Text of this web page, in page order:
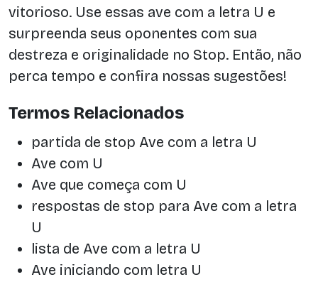
vitorioso. Use essas ave com a letra U e
surpreenda seus oponentes com sua
destreza e originalidade no Stop. Então, não
perca tempo e confira nossas sugestões!
Termos Relacionados
partida de stop Ave com a letra U
Ave com U
Ave que começa com U
respostas de stop para Ave com a letra
U
lista de Ave com a letra U
Ave iniciando com letra U